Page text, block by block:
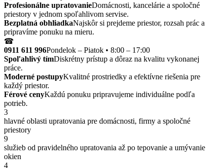
Profesionálne upratovanieDomácnosti, kancelárie a spoločné
priestory v jednom spoľahlivom servise.
Bezplatná obhliadkaNajskôr si prejdeme priestor, rozsah prác a
pripravíme ponuku na mieru.
☎
0911 611 996Pondelok – Piatok • 8:00 – 17:00
Spoľahlivý tímDiskrétny prístup a dôraz na kvalitu vykonanej
práce.
Moderné postupyKvalitné prostriedky a efektívne riešenia pre
každý priestor.
Férové cenyKaždú ponuku pripravujeme individuálne podľa
potrieb.
3
hlavné oblasti upratovania pre domácnosti, firmy a spoločné
priestory
9
služieb od pravidelného upratovania až po tepovanie a umývanie
okien
4